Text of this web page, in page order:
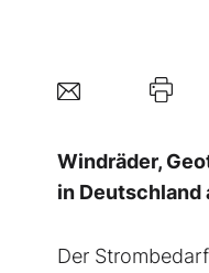
Windräder,
in
Der